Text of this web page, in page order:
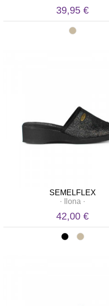
39,95 €
SEMELFLEX
·
Ilona ·
42,00 €